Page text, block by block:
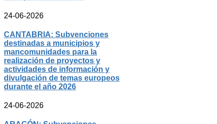
24-06-2026
CANTABRIA: Subvenciones
destinadas a municipios y
mancomunidades para la
realización de proyectos y
actividades de información y
divulgación de temas europeos
durante el año 2026
24-06-2026